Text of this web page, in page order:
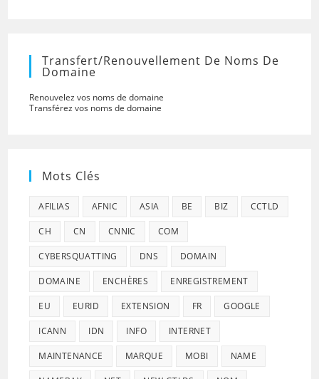
Transfert/renouvellement De Noms De
Domaine
Renouvelez vos noms de domaine
Transférez vos noms de domaine
Mots Clés
AFILIAS AFNIC ASIA BE BIZ CCTLD
CH CN CNNIC COM
CYBERSQUATTING DNS DOMAIN
DOMAINE ENCHÈRES ENREGISTREMENT
EU EURID EXTENSION FR GOOGLE
ICANN IDN INFO INTERNET
MAINTENANCE MARQUE MOBI NAME